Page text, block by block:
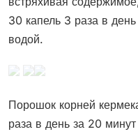
30 капель 3 раза в
водой.
Порошок корней
раза в день за 20